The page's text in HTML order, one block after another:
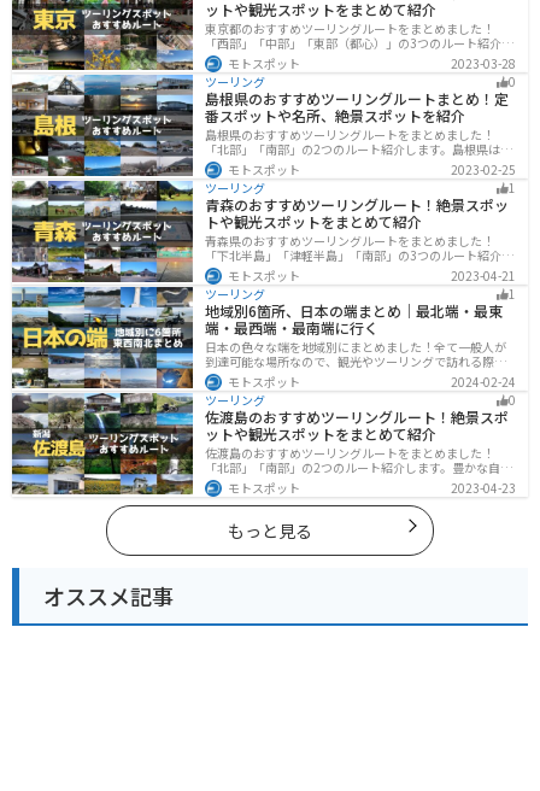
ットや観光スポットをまとめて紹介
東京都のおすすめツーリングルートをまとめました！
「西部」「中部」「東部（都心）」の3つのルート紹介し
ます。西に行けば奥多摩の自然、東に行けば都心スポッ
トと、自然も街も楽しめるスポットが多数あります。バ
イクで東京都にツーリングに行く際は参考にしてくださ
い。
モトスポット
2023-03-28
ツーリング
0
島根県のおすすめツーリングルートまとめ！定
番スポットや名所、絶景スポットを紹介
島根県のおすすめツーリングルートをまとめました！
「北部」「南部」の2つのルート紹介します。島根県は、
海と山が近く、1日で全然違う景色を堪能することができ
ます。バイクで島根県にツーリングに行く際は参考にし
てください。
モトスポット
2023-02-25
ツーリング
1
青森のおすすめツーリングルート！絶景スポッ
トや観光スポットをまとめて紹介
青森県のおすすめツーリングルートをまとめました！
「下北半島」「津軽半島」「南部」の3つのルート紹介し
ます。自然に恵まれた風光明媚な景色や歴史文化に触れ
られる観光スポットが多くあります。バイクで青森県に
ツーリングに行く際は参考にしてください。
モトスポット
2023-04-21
ツーリング
1
地域別6箇所、日本の端まとめ｜最北端・最東
端・最西端・最南端に行く
日本の色々な端を地域別にまとめました！全て一般人が
到達可能な場所なので、観光やツーリングで訪れる際の
参考にしてください。
モトスポット
2024-02-24
ツーリング
0
佐渡島のおすすめツーリングルート！絶景スポ
ットや観光スポットをまとめて紹介
佐渡島のおすすめツーリングルートをまとめました！
「北部」「南部」の2つのルート紹介します。豊かな自然
と歴史的なスポット、トキなどの貴重な動物を見られる
スポットが多数あります。バイクで佐渡島にツーリング
に行く際は参考にしてください。
モトスポット 2023-04-23
もっと見る
オススメ記事